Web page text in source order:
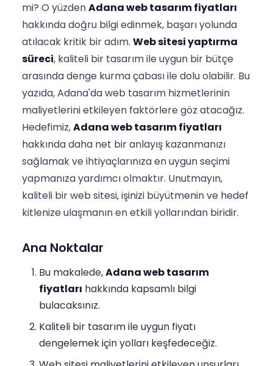
mi? O yüzdenAdana web tasarım fiyatları
hakkında doğru bilgi edinmek, başarı yolunda
atılacak kritik bir adım. Web sitesi yaptırma
süreci, kaliteli bir tasarım ile uygun bir bütçe
arasında denge kurma çabası ile dolu olabilir. Bu
yazıda, Adana'da web tasarım hizmetlerinin
maliyetlerini etkileyen faktörlere göz atacağız.
Hedefimiz,Adana web tasarım fiyatları
hakkında daha net bir anlayış kazanmanızı
sağlamak ve ihtiyaçlarınıza en uygun seçimi
yapmanıza yardımcı olmaktır. Unutmayın,
kaliteli bir web sitesi, işinizi büyütmenin ve hedef
kitlenize ulaşmanın en etkili yollarından biridir.
Ana Noktalar
Bu makalede,Adana web tasarım
fiyatları hakkında kapsamlı bilgi
bulacaksınız.
Kaliteli bir tasarım ile uygun fiyatı
dengelemek için yolları keşfedeceğiz.